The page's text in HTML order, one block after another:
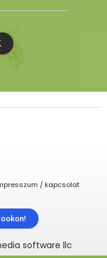
/ kapcsolat
software llc